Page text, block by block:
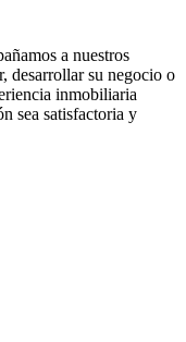
a nuestros
desarrollar su negocio o
inmobiliaria
sea satisfactoria y